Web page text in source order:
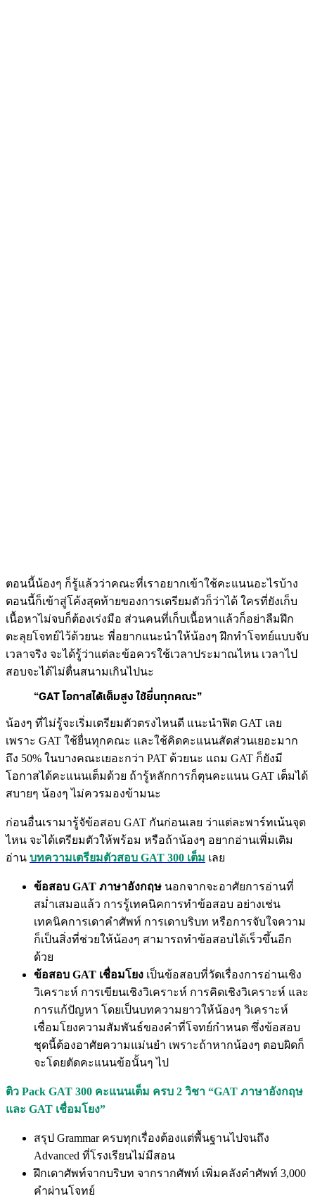
ตอนนี้น้องๆ ก็รู้แล้วว่าคณะที่เราอยากเข้าใช้คะแนนอะไรบ้าง
ตอนนี้ก็เข้าสู่โค้งสุดท้ายของการเตรียมตัวก็ว่าได้ ใครที่ยังเก็บ
เนื้อหาไม่จบก็ต้องเร่งมือ ส่วนคนที่เก็บเนื้อหาแล้วก็อย่าลืมฝึก
ตะลุยโจทย์ไว้ด้วยนะ พี่อยากแนะนำให้น้องๆ ฝึกทำโจทย์แบบจับ
เวลาจริง จะได้รู้ว่าแต่ละข้อควรใช้เวลาประมาณไหน เวลาไป
สอบจะได้ไม่ตื่นสนามเกินไปนะ
“GAT โอกาสได้เต็มสูง ใช้ยื่นทุกคณะ”
น้องๆ ที่ไม่รู้จะเริ่มเตรียมตัวตรงไหนดี แนะนำฟิต GAT เลย
เพราะ GAT ใช้ยื่นทุกคณะ และใช้คิดคะแนนสัดส่วนเยอะมาก
ถึง 50% ในบางคณะเยอะกว่า PAT ด้วยนะ แถม GAT ก็ยังมี
โอกาสได้คะแนนเต็มด้วย ถ้ารู้หลักการก็ตุนคะแนน GAT เต็มได้
สบายๆ น้องๆ ไม่ควรมองข้ามนะ
ก่อนอื่นเรามารู้จัข้อสอบ GAT กันก่อนเลย ว่าแต่ละพาร์ทเน้นจุด
ไหน จะได้เตรียมตัวให้พร้อม หรือถ้าน้องๆ อยากอ่านเพิ่มเติม
อ่าน บทความเตรียมตัวสอบ GAT 300 เต็ม เลย
ข้อสอบ GAT ภาษาอังกฤษ นอกจากจะอาศัยการอ่านที่
สม่ำเสมอแล้ว การรู้เทคนิคการทำข้อสอบ อย่างเช่น
เทคนิคการเดาคำศัพท์ การเดาบริบท หรือการจับใจความ
ก็เป็นสิ่งที่ช่วยให้น้องๆ สามารถทำข้อสอบได้เร็วขึ้นอีก
ด้วย
ข้อสอบ GAT เชื่อมโยง เป็นข้อสอบที่วัดเรื่องการอ่านเชิง
วิเคราะห์ การเขียนเชิงวิเคราะห์ การคิดเชิงวิเคราะห์ และ
การแก้ปัญหา โดยเป็นบทความยาวให้น้องๆ วิเคราะห์
เชื่อมโยงความสัมพันธ์ของคำที่โจทย์กำหนด ซึ่งข้อสอบ
ชุดนี้ต้องอาศัยความแม่นยำ เพราะถ้าหากน้องๆ ตอบผิดก็
จะโดยตัดคะแนนข้อนั้นๆ ไป
ติว Pack GAT 300 คะแนนเต็ม ครบ 2 วิชา “GAT ภาษาอังกฤษ
และ GAT เชื่อมโยง”
สรุป Grammar ครบทุกเรื่องต้องแต่พื้นฐานไปจนถึง
Advanced ที่โรงเรียนไม่มีสอน
ฝึกเดาศัพท์จากบริบท จากรากศัพท์ เพิ่มคลังคำศัพท์ 3,000
คำผ่านโจทย์